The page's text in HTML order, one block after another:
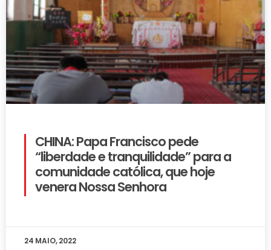
CHINA: Papa Francisco pede
“liberdade e tranquilidade” para a
comunidade católica, que hoje
venera Nossa Senhora
24 MAIO, 2022